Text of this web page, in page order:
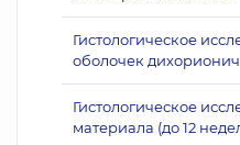
Гистологическое
оболочек
Гистологическое
материала (до 12